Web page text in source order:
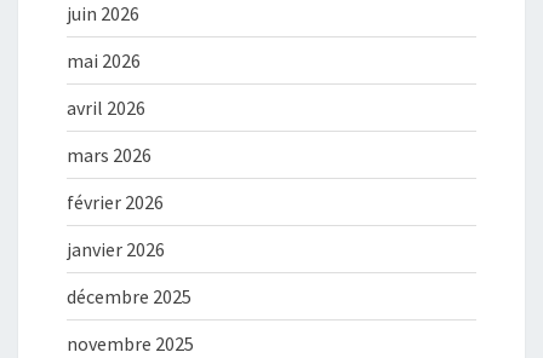
juin 2026
mai 2026
avril 2026
mars 2026
février 2026
janvier 2026
décembre 2025
novembre 2025